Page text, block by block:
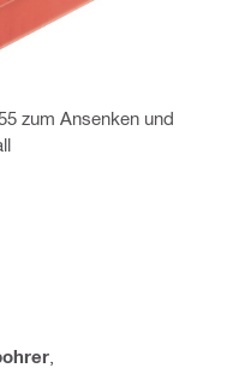
zum Ansenken und